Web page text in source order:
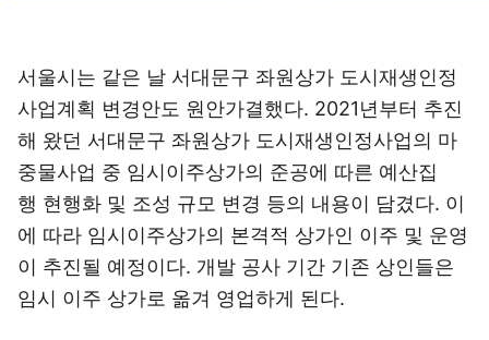
서울시는 같은 날 서대문구 좌원상가 도시재생인정
사업계획 변경안도 원안가결했다. 2021년부터 추진
해 왔던 서대문구 좌원상가 도시재생인정사업의 마
중물사업 중 임시이주상가의 준공에 따른 예산집
행 현행화 및 조성 규모 변경 등의 내용이 담겼다. 이
에 따라 임시이주상가의 본격적 상가인 이주 및 운영
이 추진될 예정이다. 개발 공사 기간 기존 상인들은
임시 이주 상가로 옮겨 영업하게 된다.